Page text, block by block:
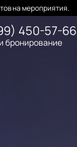
на мероприятия.
450-57-66
бронирование